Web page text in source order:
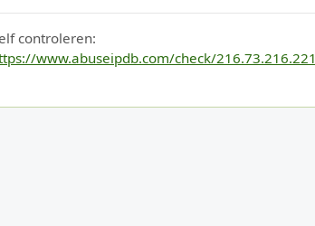
controleren:
www.abuseipdb.com/check/216.73.216.221